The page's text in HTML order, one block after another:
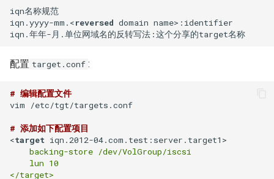
如何设置 supervisor 管理的
子程序只运行一次？
如何创建 Memcached 容器？
如何创建持久化 Redis 容器？
如何解决Docker环境时区问
题？
如何解决 Docker容器中文乱
CentOS 7 网卡配置多个IP地
址
CentOS 7 部署 Tomcat9
Linux系统fstab文件
Samba 配置共享
通过 Ingress 访问K8S内部应
用
环境
测试 Kubernetes 问题随笔
如何迁移 Redmine 到
Docker？
如何使用 Docker-Compose
图？
如何为 Markdown 中的图片设
django-mdeditor
如何在 Django admin 后台上
传图片文件？
如何获得 Python 的关键字？
CloudStack 方向比努力更重
要
IDC应用虚拟化技术计划
XenServer 安装 OpenSuse
13.2
XenServer tapdisk
experienced an error
Nginx 持续连接超时时间
Nginx 配置防盗链功能
Nginx 添加模块
Nginx 反向代理与负载均衡
数据
SQLSTATE 2002 No such file
Mysql truncate 清空表数据
Mysql explain 分析慢查询
have equal MySQL server
连接远程桌面无法复制粘贴
Ubuntu 14.04 使用移动4G网络
Ubuntu 14.04 固态磁盘配置
iptables
Cisco 局域网络设计示例
tcpdump 抓包工具
Zabbix 配置邮件报警
使用 CentOS 部署 zabbix监控
Zabbix 设置Agent脚本超时时
Zabbix 监控磁盘IO
zabbix_get 采集数据空值
Zabbix Appliance
Windows Server 关闭的数据
执行保护(DEP)
Windows Server 2003 配置用
Windows diskpart 命令
Windows 动态卷
使用iDrac7更新Dell服务器
BIOS
HP_DL_160 内存条安装顺序
Postfix Open Relay
Intel XEON L/E/X/W 系列区
iqn名称规范
iqn.yyyy-mm. <reversed domain name> :identifier
配置 target.conf :
# 编辑配置文件
vim /etc/tgt/targets.conf
# 添加如下配置项目
<target iqn.2012-04.com.test:server.target1 >
    backing-store /dev/VolGroup/iscsi
    lun 10